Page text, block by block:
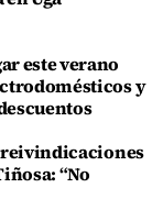
este verano
y
reivindicaciones
“No